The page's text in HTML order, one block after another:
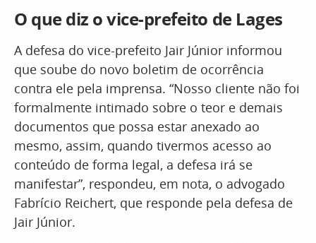
O que diz o vice-prefeito de Lages
A defesa do vice-prefeito Jair Júnior informou
que soube do novo boletim de ocorrência
contra ele pela imprensa. “Nosso cliente não foi
formalmente intimado sobre o teor e demais
documentos que possa estar anexado ao
mesmo, assim, quando tivermos acesso ao
conteúdo de forma legal, a defesa irá se
manifestar”, respondeu, em nota, o advogado
Fabrício Reichert, que responde pela defesa de
Jair Júnior.